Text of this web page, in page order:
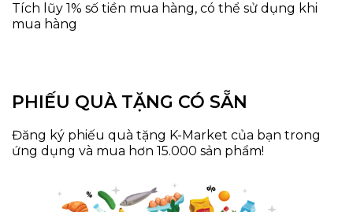
Tích lũy 1% số tiền mua hàng, có thể sử dụng khi
mua hàng
PHIẾU QUÀ TẶNG CÓ SẴN
Đăng ký phiếu quà tặng K-Market của bạn trong
ứng dụng và mua hơn 15.000 sản phẩm!